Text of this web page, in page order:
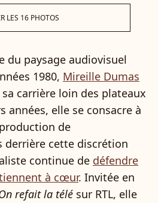
LES 16 PHOTOS
du paysage audiovisuel
1980, Mireille Dumas
carrière loin des plateaux
années, elle se consacre à
de
derrière cette discrétion
continue de défendre
à cœur. Invitée en
refait la télé sur RTL, elle